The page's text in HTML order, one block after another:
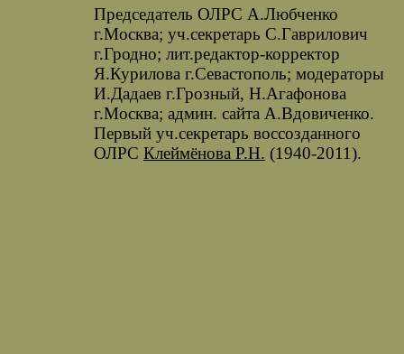
Председатель ОЛРС А.Любченко
г.Москва; уч.секретарь С.Гаврилович
г.Гродно; лит.редактор-корректор
Я.Курилова г.Севастополь; модераторы
И.Дадаев г.Грозный, Н.Агафонова
г.Москва; админ. сайта А.Вдовиченко.
Первый уч.секретарь воссозданного
ОЛРС Клеймёнова Р.Н. (1940-2011).